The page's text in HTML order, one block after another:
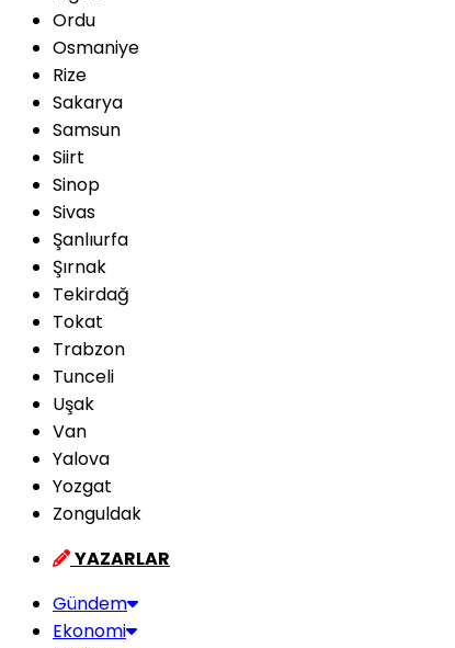
Ordu
Osmaniye
Rize
Sakarya
Samsun
Siirt
Sinop
Sivas
Şanlıurfa
Şırnak
Tekirdağ
Tokat
Trabzon
Tunceli
Uşak
Van
Yalova
Yozgat
Zonguldak
YAZARLAR
Gündem
Ekonomi